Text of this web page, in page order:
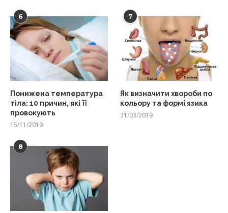
6
Понижена температура
тіла: 10 причин, які її
провокують
15/11/2019
7
Як визначити хвороби по
кольору та формі язика
31/03/2019
8